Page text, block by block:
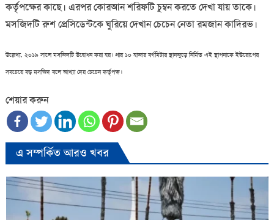
কর্তৃপক্ষের কাছে। এরপর কোরআন শরিফটি চুম্বন করতে দেখা যায় তাকে।
মসজিদটি রুশ প্রেসিডেন্টকে ঘুরিয়ে দেখান চেচেন নেতা রমজান কাদিরভ।
উল্লেখ্য, ২০১৯ সালে মসজিদটি উদ্বোধন করা হয়। প্রায় ১০ হাজার বর্গমিটার স্থানজুড়ে নির্মিত এই স্থাপনাকে ইউরোপের
সবচেয়ে বড় মসজিদ বলে আখ্যা দেয় চেচেন কর্তৃপক্ষ।
শেয়ার করুন
এ সম্পর্কিত আরও খবর